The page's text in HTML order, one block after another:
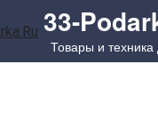
33-
Товары и